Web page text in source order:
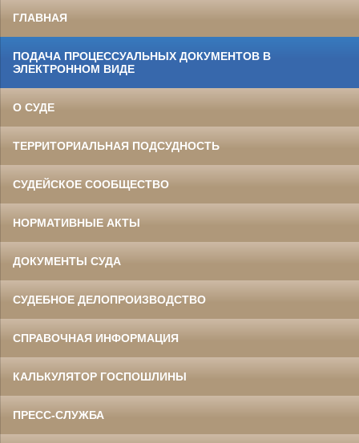
ГЛАВНАЯ
ПОДАЧА ПРОЦЕССУАЛЬНЫХ ДОКУМЕНТОВ В
ЭЛЕКТРОННОМ ВИДЕ
О СУДЕ
ТЕРРИТОРИАЛЬНАЯ ПОДСУДНОСТЬ
СУДЕЙСКОЕ СООБЩЕСТВО
НОРМАТИВНЫЕ АКТЫ
ДОКУМЕНТЫ СУДА
СУДЕБНОЕ ДЕЛОПРОИЗВОДСТВО
СПРАВОЧНАЯ ИНФОРМАЦИЯ
КАЛЬКУЛЯТОР ГОСПОШЛИНЫ
ПРЕСС-СЛУЖБА